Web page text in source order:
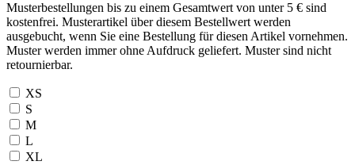
Musterbestellungen bis zu einem Gesamtwert von unter 5 € sind
kostenfrei. Musterartikel über diesem Bestellwert werden
ausgebucht, wenn Sie eine Bestellung für diesen Artikel vornehmen.
Muster werden immer ohne Aufdruck geliefert. Muster sind nicht
retournierbar.
XS
S
M
L
XL